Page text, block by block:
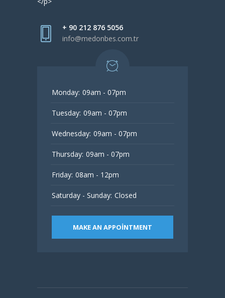
+ 90 212 876 5056
info@medonbes.com.tr
Monday: 09am - 07pm
Tuesday: 09am - 07pm
Wednesday: 09am - 07pm
Thursday: 09am - 07pm
Friday: 08am - 12pm
Saturday - Sunday: Closed
MAKE AN APPOINTMENT